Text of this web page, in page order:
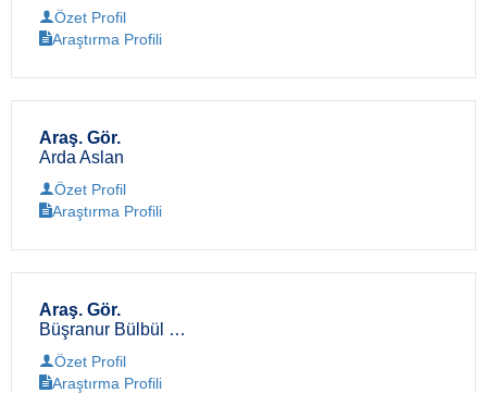
Özet Profil
Araştırma Profili
Araş. Gör.
Arda Aslan
Özet Profil
Araştırma Profili
Araş. Gör.
Büşranur Bülbül Demir
Özet Profil
Araştırma Profili